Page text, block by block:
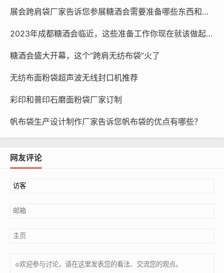
展会跨肩袋厂家告诉您参展糖酒会需要准备哪些东西和物品？
2023年成都糖酒会临近，这些准备工作你现在就该做起来了 宣传跨肩袋准备好了吗？
糖酒会盛大开幕，这个“跨肩无纺布袋”火了
无纺布面粉袋超声波无线封口机推荐
彩印和普印石磨面粉袋厂家订制
帆布袋生产设计制作厂家告诉您帆布袋的优点有哪些？
网友评论